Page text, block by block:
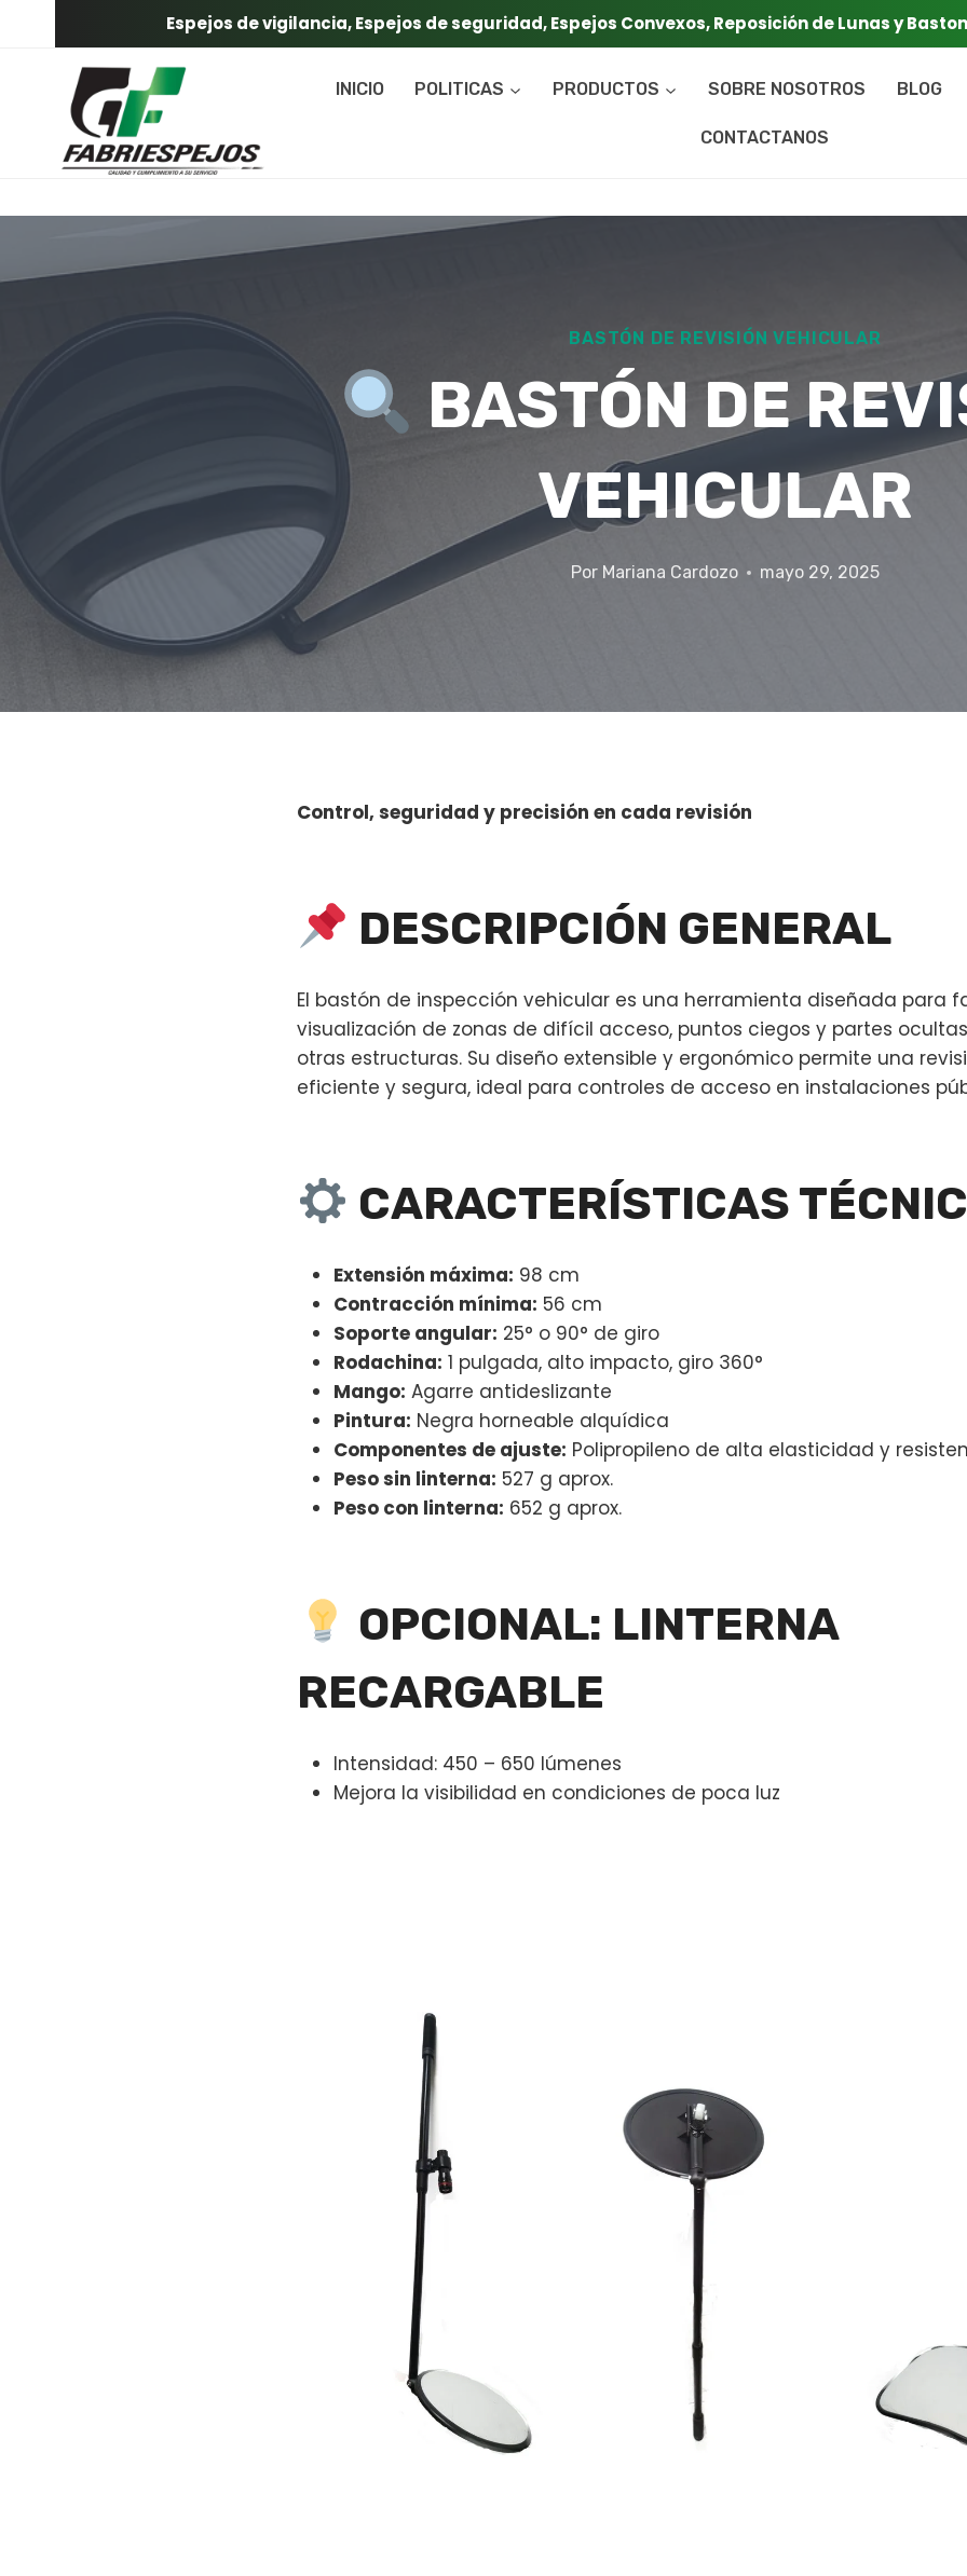
contenido
Espejos de vigilancia, Espejos de seguridad, Espejos Convexos, Reposición de Lunas y
INICIO POLITICAS PRODUCTOS SOBRE NOSOTROS BLOG
CONTACTANOS
BASTÓN DE REVISIÓN VEHICULAR
BASTÓN DE
VEHICULAR
Por Mariana Cardozo mayo 29, 2025
Control, seguridad y precisión en cada revisión
DESCRIPCIÓN GENERAL
El bastón de inspección vehicular es una herramienta diseñada para
visualización de zonas de difícil acceso, puntos ciegos y partes
otras estructuras. Su diseño extensible y ergonómico permite una
eficiente y segura, ideal para controles de acceso en instalaciones
CARACTERÍSTICAS
Extensión máxima: 98 cm
Contracción mínima: 56 cm
Soporte angular: 25° o 90° de giro
Rodachina: 1 pulgada, alto impacto, giro 360°
Mango: Agarre antideslizante
Pintura: Negra horneable alquídica
Componentes de ajuste: Polipropileno de alta elasticidad y
Peso sin linterna: 527 g aprox.
Peso con linterna: 652 g aprox.
OPCIONAL: LINTERNA
RECARGABLE
Intensidad: 450 – 650 lúmenes
Mejora la visibilidad en condiciones de poca luz